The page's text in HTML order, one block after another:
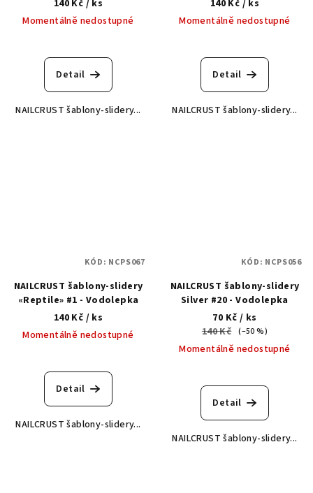
140 Kč / ks
Momentálně nedostupné
Detail
NAILCRUST šablony-slidery...
140 Kč / ks
Momentálně nedostupné
Detail
NAILCRUST šablony-slidery...
NAILCRUST šablony-slidery
«Reptile» #1 - Vodolepka
140 Kč / ks
Momentálně nedostupné
Detail
NAILCRUST šablony-slidery...
KÓD: NCPS067
NAILCRUST šablony-slidery
Silver #20 - Vodolepka
70 Kč / ks
140 Kč (–50 %)
Momentálně nedostupné
Detail
NAILCRUST šablony-slidery...
KÓD: NCPS056